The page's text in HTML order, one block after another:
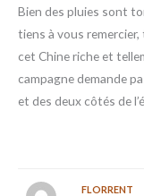
Bien des pluies sont
tiens à vous
cet Chine riche et
campagne demande
et des deux côtés de
FLORRENT